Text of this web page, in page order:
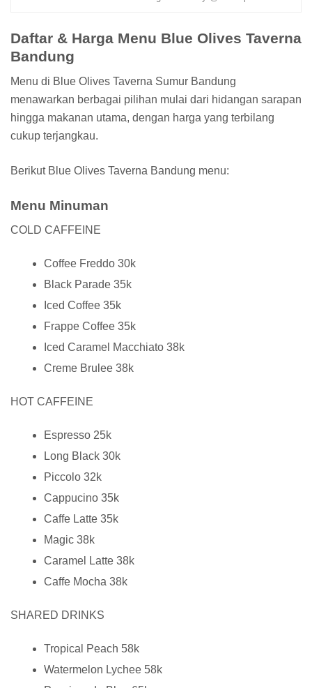
Daftar & Harga Menu Blue Olives Taverna
Bandung
Menu di Blue Olives Taverna Sumur Bandung
menawarkan berbagai pilihan mulai dari hidangan sarapan
hingga makanan utama, dengan harga yang terbilang
cukup terjangkau.
Berikut Blue Olives Taverna Bandung menu:
Menu Minuman
COLD CAFFEINE
Coffee Freddo 30k
Black Parade 35k
Iced Coffee 35k
Frappe Coffee 35k
Iced Caramel Macchiato 38k
Creme Brulee 38k
HOT CAFFEINE
Espresso 25k
Long Black 30k
Piccolo 32k
Cappucino 35k
Caffe Latte 35k
Magic 38k
Caramel Latte 38k
Caffe Mocha 38k
SHARED DRINKS
Tropical Peach 58k
Watermelon Lychee 58k